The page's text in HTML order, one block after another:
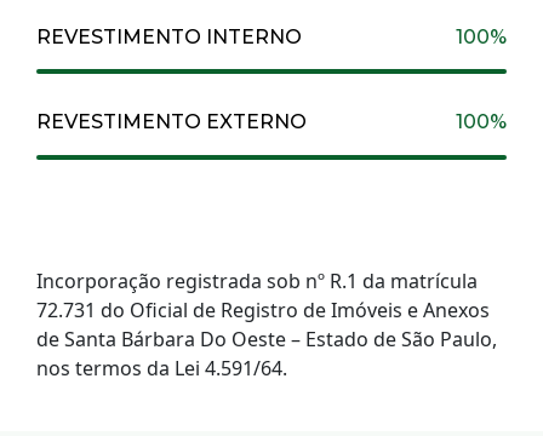
REVESTIMENTO INTERNO 100%
REVESTIMENTO EXTERNO 100%
Incorporação registrada sob nº R.1 da matrícula
72.731 do Oficial de Registro de Imóveis e Anexos
de Santa Bárbara Do Oeste – Estado de São Paulo,
nos termos da Lei 4.591/64.